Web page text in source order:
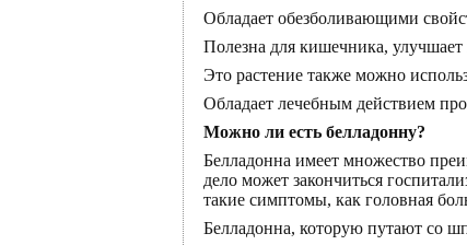
Обладает обезболивающими
Полезна для кишечника,
Это растение также можно
Обладает лечебным действием
Можно ли есть белладонну?
Белладонна имеет множество
дело может закончиться
такие симптомы, как головная
Белладонна, которую путают со